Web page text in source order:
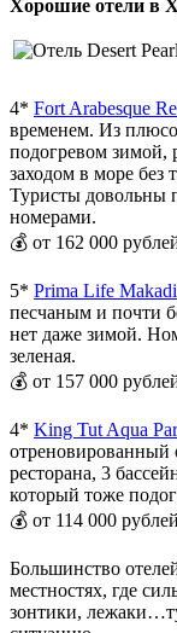
Хорошие отели в
4* Fort Arabesque
временем. Из
подогревом зимой,
заходом в море без
Туристы довольны
номерами.
💰 от 162 000
5* Prima Life Makadi
песчаным и почти
нет даже зимой.
зеленая.
💰 от 157 000
4* King Tut Aqua
отреновированный
ресторана, 3
который тоже
💰 от 114 000
Большинство
местностях, где
зонтики,